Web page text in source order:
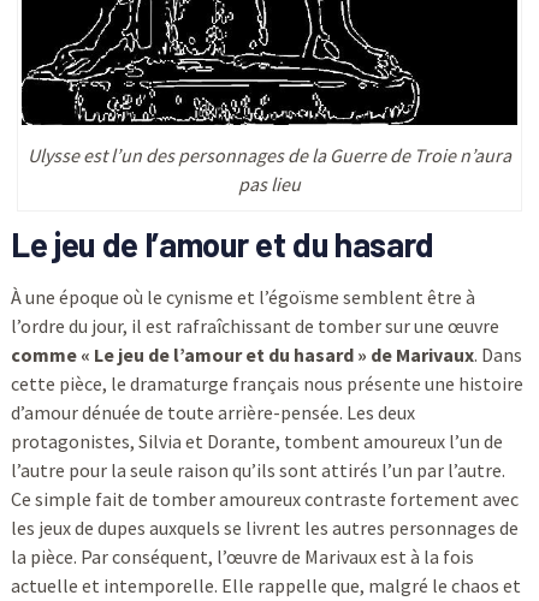
Ulysse est l’un des personnages de la Guerre de Troie n’aura
pas lieu
Le jeu de l’amour et du hasard
À une époque où le cynisme et l’égoïsme semblent être à
l’ordre du jour, il est rafraîchissant de tomber sur une œuvre
comme « Le jeu de l’amour et du hasard » de Marivaux. Dans
cette pièce, le dramaturge français nous présente une histoire
d’amour dénuée de toute arrière-pensée. Les deux
protagonistes, Silvia et Dorante, tombent amoureux l’un de
l’autre pour la seule raison qu’ils sont attirés l’un par l’autre.
Ce simple fait de tomber amoureux contraste fortement avec
les jeux de dupes auxquels se livrent les autres personnages de
la pièce. Par conséquent, l’œuvre de Marivaux est à la fois
actuelle et intemporelle. Elle rappelle que, malgré le chaos et